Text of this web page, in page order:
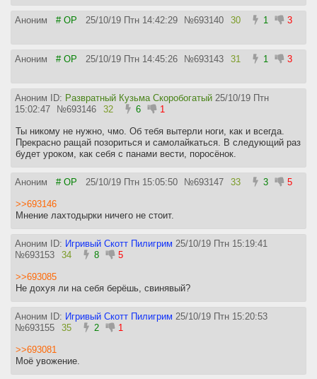
Аноним # OP 25/10/19 Птн 14:42:29 №693140 30 1 3
Аноним # OP 25/10/19 Птн 14:45:26 №693143 31 1 3
Аноним ID: Развратный Кузьма Скоробогатый 25/10/19 Птн
15:02:47
№693146 32 6 1
Ты никому не нужно, чмо. Об тебя вытерли ноги, как и всегда.
Прекрасно ращай позориться и самолайкаться. В следующий раз
будет уроком, как себя с панами вести, поросёнок.
Аноним # OP 25/10/19 Птн 15:05:50 №693147 33 3 5
>>693146
Мнение лахтодырки ничего не стоит.
Аноним ID: Игривый Скотт Пилигрим 25/10/19 Птн 15:19:41
№693153 34 8 5
>>693085
Не дохуя ли на себя берёшь, свинявый?
Аноним ID: Игривый Скотт Пилигрим 25/10/19 Птн 15:20:53
№693155 35 2 1
>>693081
Моё увожение.